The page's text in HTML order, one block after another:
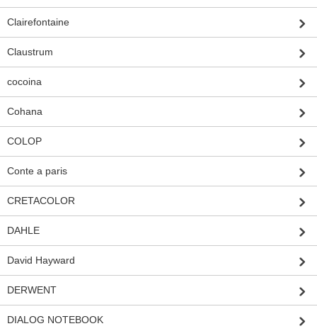
Clairefontaine
Claustrum
cocoina
Cohana
COLOP
Conte a paris
CRETACOLOR
DAHLE
David Hayward
DERWENT
DIALOG NOTEBOOK